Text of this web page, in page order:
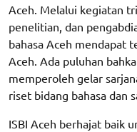
Aceh. Melalui kegiatan
penelitian, dan
bahasa Aceh mendapat
Aceh. Ada puluhan
memperoleh gelar
riset bidang bahasa dan
ISBI Aceh berhajat baik